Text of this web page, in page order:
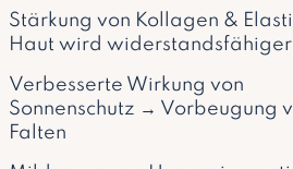
Stärkung von Kollagen &
Haut wird widerstandsfähiger
Verbesserte Wirkung von
Sonnenschutz → Vorbeugung
Falten